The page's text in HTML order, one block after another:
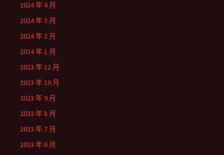
2024 年 4 月
2024 年 3 月
2024 年 2 月
2024 年 1 月
2023 年 12 月
2023 年 10 月
2023 年 9 月
2023 年 8 月
2023 年 7 月
2023 年 6 月